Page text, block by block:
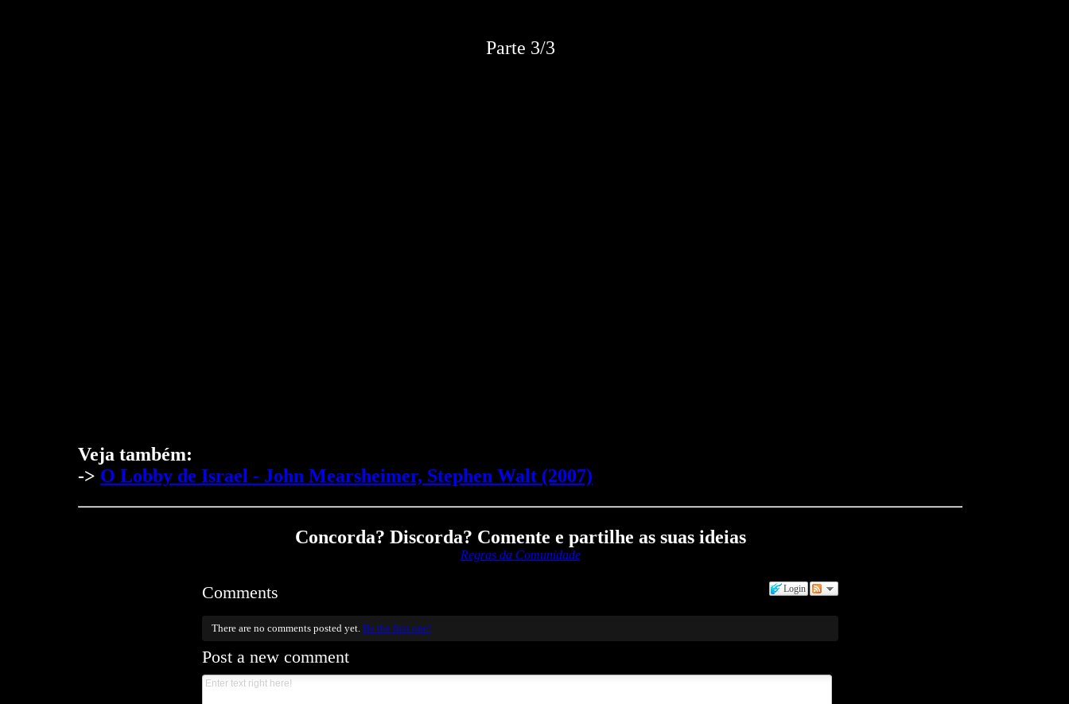
Parte 3/3
Veja também:
-> O Lobby de Israel - John Mearsheimer, Stephen Walt (2007)
Concorda? Discorda? Comente e partilhe as suas ideias
Regras da Comunidade
Login
Comments
There are no comments posted yet. Be the first one!
Post a new comment